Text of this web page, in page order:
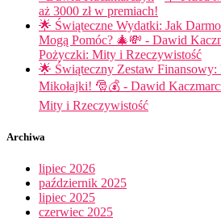
aż 3000 zł w premiach!
🌟 Świąteczne Wydatki: Jak
Mogą Pomóc? 🎄💸 - Dawid
Pożyczki: Mity i Rzeczywistość
🌟 Świąteczny Zestaw
Mikołajki! 🎅💰 - Dawid
Mity i Rzeczywistość
Archiwa
lipiec 2026
październik 2025
lipiec 2025
czerwiec 2025